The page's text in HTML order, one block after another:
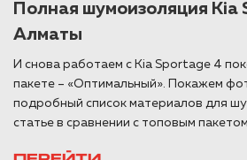
Полная шумоизоляция Kia
Алматы
И снова работаем с Kia Sportage 4
пакете – «Оптимальный». Покажем
подробный список материалов для
статье в сравнении с топовым